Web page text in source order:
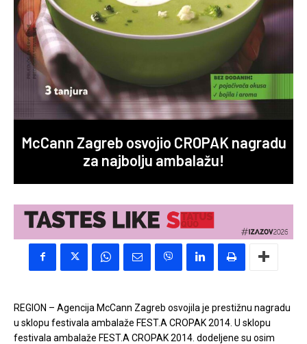
McCann Zagreb osvojio CROPAK nagradu
za najbolju ambalažu!
REGION – Agencija McCann Zagreb osvojila je prestižnu nagradu
u sklopu festivala ambalaže FEST.A CROPAK 2014. U sklopu
festivala ambalaže FEST.A CROPAK 2014. dodeljene su osim